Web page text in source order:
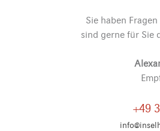
Sie haben
sind gerne für Sie
+49